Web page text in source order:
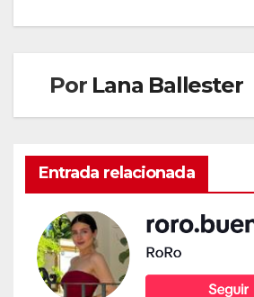
Por Lana Ballester
Entrada relacionada